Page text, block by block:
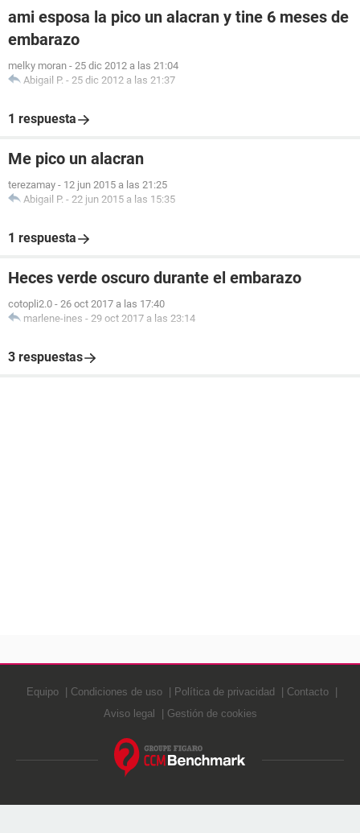
ami esposa la pico un alacran y tine 6 meses de
embarazo
melky moran - 25 dic 2012 a las 21:04
Abigail P. - 25 dic 2012 a las 21:37
1 respuesta
Me pico un alacran
terezamay - 12 jun 2015 a las 21:25
Abigail P. - 22 jun 2015 a las 15:35
1 respuesta
Heces verde oscuro durante el embarazo
cotopli2.0 - 26 oct 2017 a las 17:40
marlene-ines - 29 oct 2017 a las 23:14
3 respuestas
Equipo Condiciones de uso Política de privacidad
Contacto
Aviso legal
Gestión de cookies